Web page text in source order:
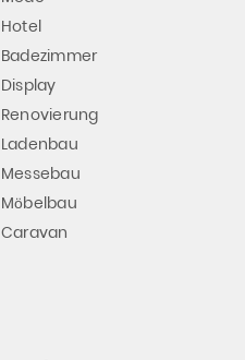
Hotel
Badezimmer
Display
Renovierung
Ladenbau
Messebau
Möbelbau
Caravan